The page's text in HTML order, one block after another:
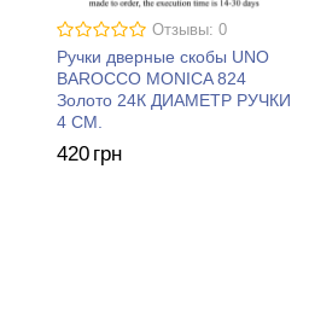
Отзывы: 0
Ручки дверные скобы UNO
BAROCCO MONICA 824
Золото 24К ДИАМЕТР РУЧКИ
4 СМ.
420 грн